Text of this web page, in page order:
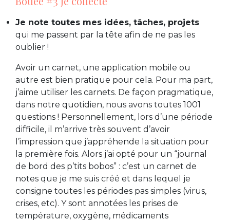
Je note toutes mes idées, tâches, projets
qui me passent par la tête afin de ne pas les
oublier !
Avoir un carnet, une application mobile ou
autre est bien pratique pour cela. Pour ma part,
j’aime utiliser les carnets. De façon pragmatique,
dans notre quotidien, nous avons toutes 1001
questions ! Personnellement, lors d’une période
difficile, il m’arrive très souvent d’avoir
l’impression que j’appréhende la situation pour
la première fois. Alors j’ai opté pour un “journal
de bord des p’tits bobos” : c’est un carnet de
notes que je me suis créé et dans lequel je
consigne toutes les périodes pas simples (virus,
crises, etc). Y sont annotées les prises de
température, oxygène, médicaments